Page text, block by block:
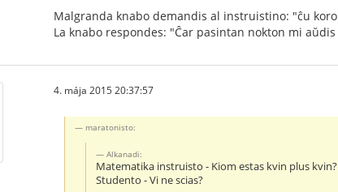
Malgranda knabo demandis al instruistino: "ĉu
La knabo respondes: "Ĉar pasintan nokton mi
4. mája 2015 20:37:57
maratonisto:
Alkanadi:
Matematika instruisto - Kiom estas kvin plus kvin?
Studento - Vi ne scias?